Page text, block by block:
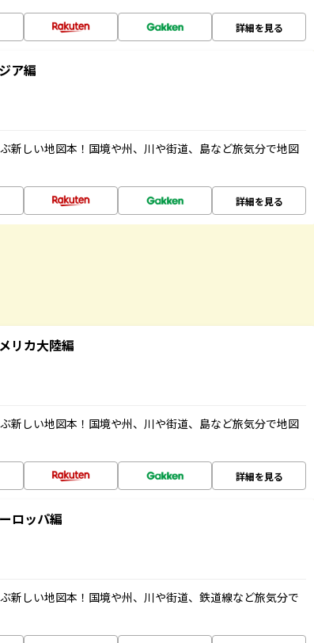
詳細を見る
ア編
新しい地図本！国境や州、川や街道、島など旅気分で地図
詳細を見る
リカ大陸編
新しい地図本！国境や州、川や街道、島など旅気分で地図
詳細を見る
ロッパ編
新しい地図本！国境や州、川や街道、鉄道線など旅気分で